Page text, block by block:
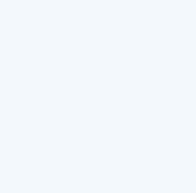
区町村の窓口にご確認下さい。